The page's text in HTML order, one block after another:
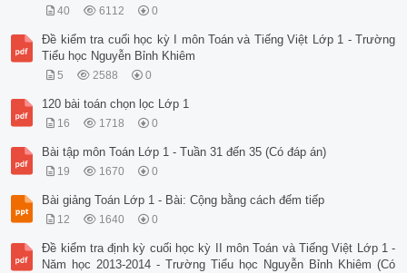
40 6112 0
Đề kiểm tra cuối học kỳ I môn Toán và Tiếng Việt Lớp 1 - Trường
Tiểu học Nguyễn Bỉnh Khiêm
5 2588 0
120 bài toán chọn lọc Lớp 1
16 1718 0
Bài tập môn Toán Lớp 1 - Tuần 31 đến 35 (Có đáp án)
19 1670 0
Bài giảng Toán Lớp 1 - Bài: Cộng bằng cách đếm tiếp
12 1640 0
Đề kiểm tra định kỳ cuối học kỳ II môn Toán và Tiếng Việt Lớp 1 -
Năm học 2013-2014 - Trường Tiểu học Nguyễn Bỉnh Khiêm (Có